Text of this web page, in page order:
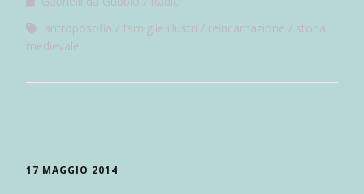
antroposofia
famiglie illustri reincarnazione
storia
medievale
17 MAGGIO 2014